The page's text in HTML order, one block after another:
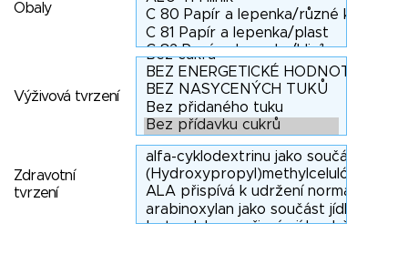
Obaly
Výživová tvrzení
Zdravotní
tvrzení